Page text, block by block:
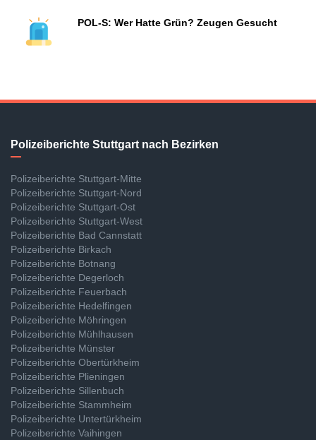
POL-S: Wer Hatte Grün? Zeugen Gesucht
Polizeiberichte Stuttgart nach Bezirken
Polizeiberichte Stuttgart-Mitte
Polizeiberichte Stuttgart-Nord
Polizeiberichte Stuttgart-Ost
Polizeiberichte Stuttgart-West
Polizeiberichte Bad Cannstatt
Polizeiberichte Birkach
Polizeiberichte Botnang
Polizeiberichte Degerloch
Polizeiberichte Feuerbach
Polizeiberichte Hedelfingen
Polizeiberichte Möhringen
Polizeiberichte Mühlhausen
Polizeiberichte Münster
Polizeiberichte Obertürkheim
Polizeiberichte Plieningen
Polizeiberichte Sillenbuch
Polizeiberichte Stammheim
Polizeiberichte Untertürkheim
Polizeiberichte Vaihingen